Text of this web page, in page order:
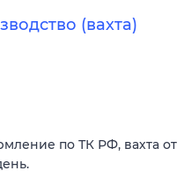
(вахта)
по ТК РФ, вахта от